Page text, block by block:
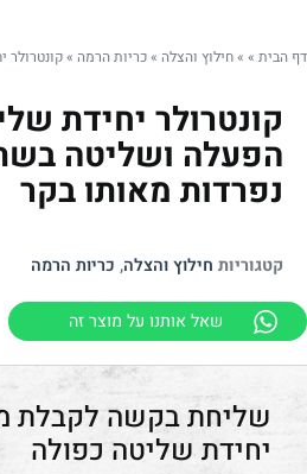
דף הבית »
»חילוץ והצלה »כריות הרמה »קונטרולר
קונטרולר יחידת
הפעלה ושליטה
נפרדות מאותו בקר
קטגוריות חילוץ והצלה, כריות הרמה
שאל אותנו על מוצר זה
יחידת שליטה כפולה